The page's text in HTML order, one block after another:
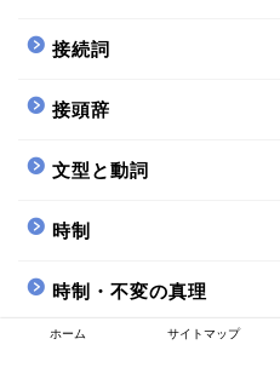
接続詞
接頭辞
文型と動詞
時制
時制・不変の真理
ホーム サイトマップ